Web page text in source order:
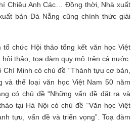
Chiêu Anh Các… Đồng thời, Nhà xuất
bản Đà Nẵng cũng chính thức giải
tổ chức Hội thảo tổng kết văn học Việt
thảo, toạ đàm quy mô trên cả nước.
Minh có chủ đề “Thành tựu cơ bản,
và thể loại văn học Việt Nam 50 năm
có chủ đề “Những vấn đề đặt ra và
tại Hà Nội có chủ đề “Văn học Việt
tựu, vấn đề và triển vọng”. Toạ đàm